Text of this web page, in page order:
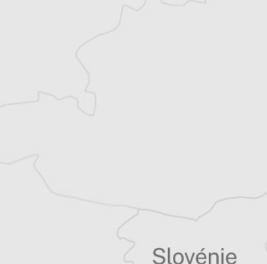
Tous nos articles de Radio Slobodna Evropa